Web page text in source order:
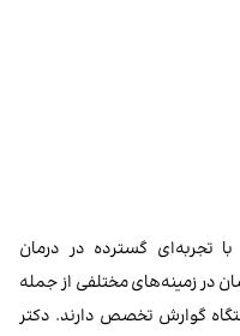
تجربه‌ای گسترده در درمان
در زمینه‌های مختلفی از جمله
گوارش تخصص دارند. دکتر